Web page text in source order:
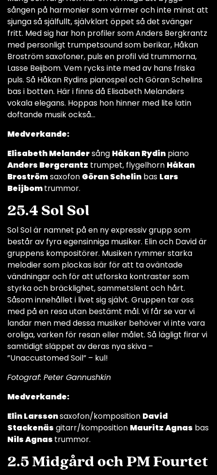
sången på harmonier som värmer och inte minst att
sjunga så själfullt, självklart öppet så det svänger
fritt. Med sig har hon profiler som Anders Bergkrantz
med personligt trumpetsound som berikar, Håkan
Broström saxofoner, puls en profil vid trummorna,
Lasse Beijbom. Vem rycks inte med av hans friska
puls. Så Håkan Rydins pianospel och Göran Schelins
bas i botten. Här i finns då Elisabeth Melanders
vokala elegans. Hoppas hon hinner med lite latin
doftande musik också…
Medverkande:
Elisabeth Melandersång Håkan Rydin piano
Anders Bergcrantz trumpet, flygelhorn Håkan
Broströmsaxofon Göran Schelin bas Lars
Beijbomtrummor.
25.4 Sol Sol
Sol Sol är namnet på en ny expressiv grupp som
består av fyra egensinniga musiker. Elin och David är
gruppens kompositörer. Musiken rymmer starka
melodier som plockas isär för att ta oväntade
vändningar och för att utforska kontraster som
styrka och bräcklighet, sammetslent och hårt.
Såsom innehållet i livet sig självt. Gruppen tar oss
med på en resa utan bestämt mål. Vi får se var vi
landar men med dessa musiker behöver vi inte vara
oroliga, varken för resan eller målet. Så lägligt firar vi
samtidigt släppet av deras nya skiva –
”Unaccustomed Soil” – kul!
Fotograf: Peter Gannushkin
Medverkande:
Elin Larssonsaxofon/komposition David
Stackenäs gitarr/komposition Mauritz Agnas bas
Nils Agnas trummor.
2.5 Midgård och PM Fourtet